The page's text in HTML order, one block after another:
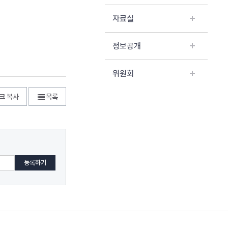
자료실
정보공개
위원회
복사 목록